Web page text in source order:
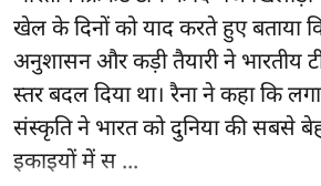
खेल के दिनों को याद करते हुए बताया
अनुशासन और कड़ी तैयारी ने भारतीय
स्तर बदल दिया था। रैना ने कहा कि
संस्कृति ने भारत को दुनिया की सबसे
इकाइयों में स ...